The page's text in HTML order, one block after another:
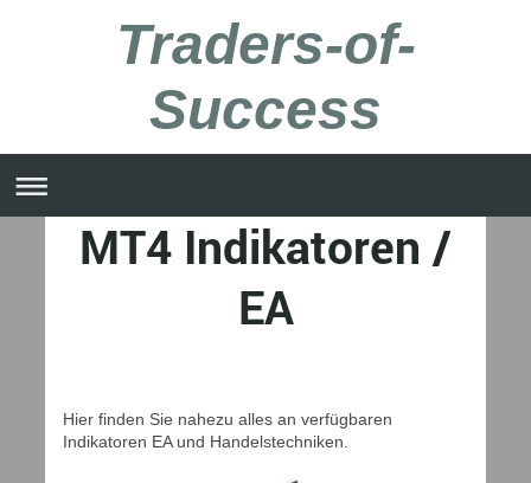
Traders-of-
Success
MT4 Indikatoren /
EA
Hier finden Sie nahezu alles an verfügbaren
Indikatoren EA und Handelstechniken.